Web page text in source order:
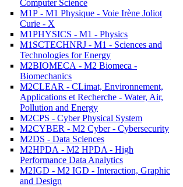
Computer Science
M1P - M1 Physique - Voie Irène Joliot
Curie - X
M1PHYSICS - M1 - Physics
M1SCTECHNRJ - M1 - Sciences and
Technologies for Energy
M2BIOMECA - M2 Biomeca -
Biomechanics
M2CLEAR - CLimat, Environnement,
Applications et Recherche - Water, Air,
Pollution and Energy
M2CPS - Cyber Physical System
M2CYBER - M2 Cyber - Cybersecurity
M2DS - Data Sciences
M2HPDA - M2 HPDA - High
Performance Data Analytics
M2IGD - M2 IGD - Interaction, Graphic
and Design